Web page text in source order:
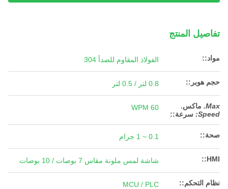
تفاصيل المنتج
مواد:: الفولاذ المقاوم للصدأ 304
حجم هوبر:: 0.8 لتر / 0.5 لتر
Max. ماكس.
Speed:
سرعة::
60 WPM
صحة:: 0.1 ~ 1 جرام
HMI:: شاشة لمس ملونة مقاس 7 بوصات / 10 بوصات
نظام التحكم:: MCU / PLC